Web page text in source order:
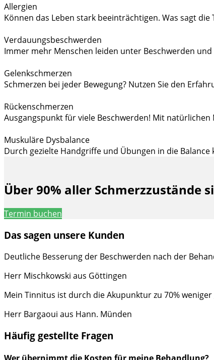
Allergien
Können das Leben stark beeinträchtigen. Was sagt
Verdauungsbeschwerden
Immer mehr Menschen leiden unter Beschwerden
Gelenkschmerzen
Schmerzen bei jeder Bewegung? Nutzen Sie den
Rückenschmerzen
Ausgangspunkt für viele Beschwerden! Mit
Muskuläre Dysbalance
Durch gezielte Handgriffe und Übungen in die Balance
Über 90% aller Schmerzzustände
Termin buchen
Das sagen unsere Kunden
Deutliche Besserung der Beschwerden nach der
Herr Mischkowski aus Göttingen
Mein Tinnitus ist durch die Akupunktur zu 70%
Herr Bargaoui aus Hann. Münden
Häufig gestellte Fragen